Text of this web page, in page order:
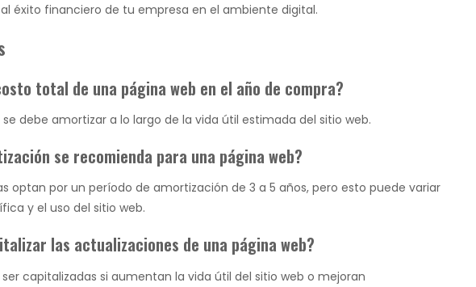
éxito financiero de tu empresa en el ambiente digital.
total de una página web en el año de compra?
debe amortizar a lo largo de la vida útil estimada del sitio web.
se recomienda para una página web?
optan por un período de amortización de 3 a 5 años, pero esto puede variar
y el uso del sitio web.
las actualizaciones de una página web?
capitalizadas si aumentan la vida útil del sitio web o mejoran